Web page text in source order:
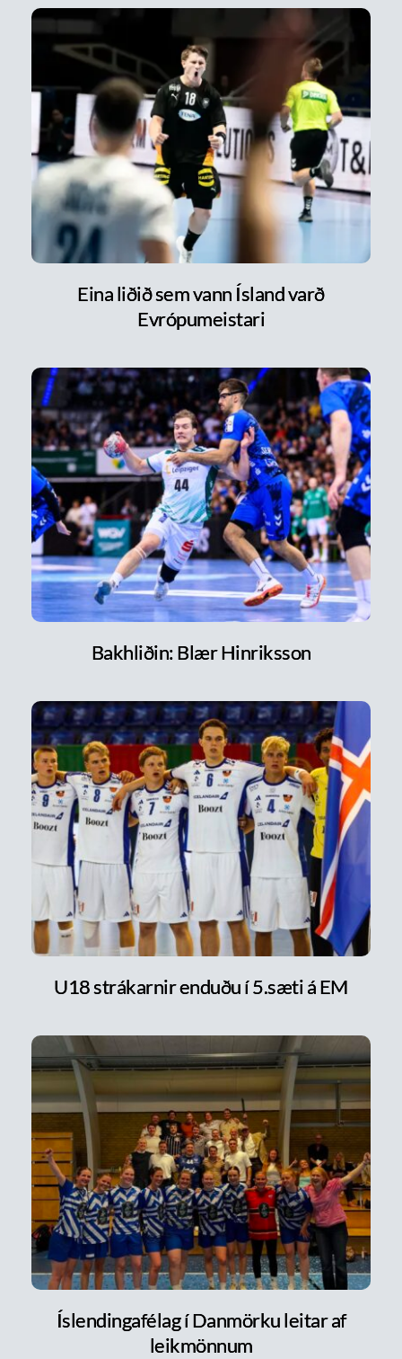
Eina liðið sem vann Ísland varð
Evrópumeistari
Bakhliðin: Blær Hinriksson
U18 strákarnir enduðu í 5.sæti á EM
Íslendingafélag í Danmörku leitar af
leikmönnum